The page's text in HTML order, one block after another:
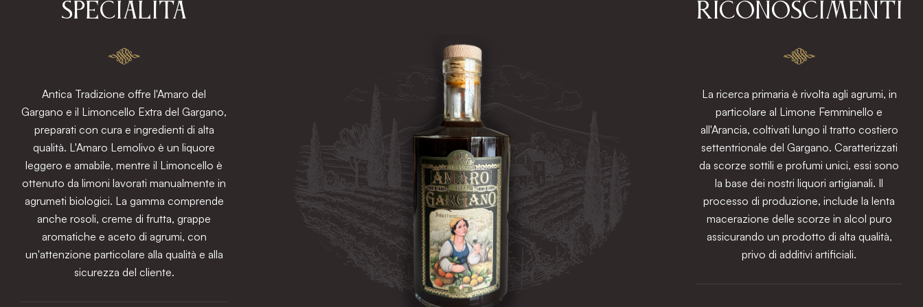
SPECIALITÀ
Antica Tradizione offre l'Amaro del
Gargano e il Limoncello Extra del Gargano,
preparati con cura e ingredienti di alta
qualità. L'Amaro Lemolivo è un liquore
leggero e amabile, mentre il Limoncello è
ottenuto da limoni lavorati manualmente in
agrumeti biologici. La gamma comprende
anche rosoli, creme di frutta, grappe
aromatiche e aceto di agrumi, con
un'attenzione particolare alla qualità e alla
sicurezza del cliente.
RICONOSCIMENTI
La ricerca primaria è rivolta agli agrumi, in
particolare al Limone Femminello e
all'Arancia, coltivati lungo il tratto costiero
settentrionale del Gargano. Caratterizzati
da scorze sottili e profumi unici, essi sono
la base dei nostri liquori artigianali. Il
processo di produzione, include la lenta
macerazione delle scorze in alcol puro
assicurando un prodotto di alta qualità,
privo di additivi artificiali.